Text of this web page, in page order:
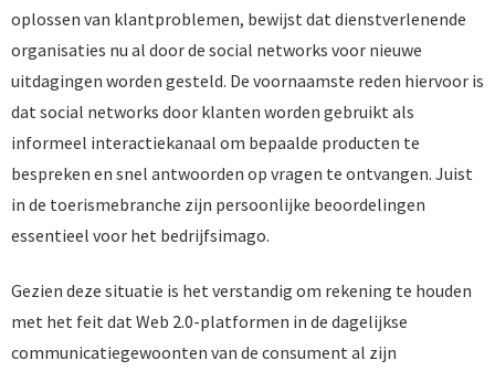
oplossen van klantproblemen, bewijst dat dienstverlenende
organisaties nu al door de social networks voor nieuwe
uitdagingen worden gesteld. De voornaamste reden hiervoor is
dat social networks door klanten worden gebruikt als
informeel interactiekanaal om bepaalde producten te
bespreken en snel antwoorden op vragen te ontvangen. Juist
in de toerismebranche zijn persoonlijke beoordelingen
essentieel voor het bedrijfsimago.
Gezien deze situatie is het verstandig om rekening te houden
met het feit dat Web 2.0-platformen in de dagelijkse
communicatiegewoonten van de consument al zijn